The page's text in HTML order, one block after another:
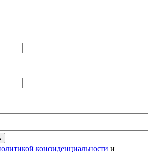
конфиденциальности и